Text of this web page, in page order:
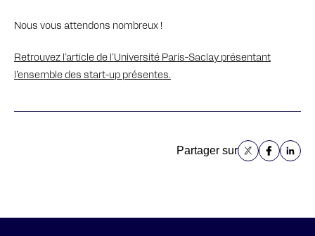
Nous vous attendons nombreux !
Retrouvez l’article de l’Université Paris-Saclay présentant
l’ensemble des start-up présentes.
Partager sur